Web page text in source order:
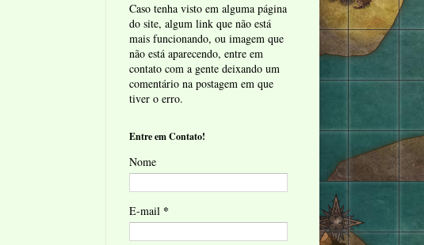
Caso tenha visto em alguma página
do site, algum link que não está
mais funcionando, ou imagem que
não está aparecendo, entre em
contato com a gente deixando um
comentário na postagem em que
tiver o erro.
Entre em Contato!
Nome
E-mail *